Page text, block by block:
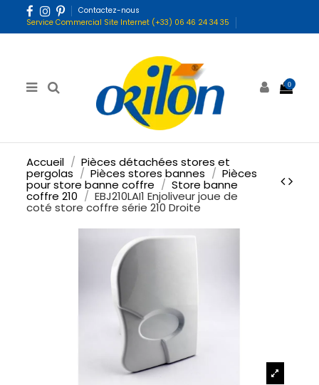
Contactez-nous
Service Commercial Site Internet (+33) 06 46 24 34 35
0
Accueil Pièces détachées stores et
pergolas Pièces stores bannes Pièces
pour store banne coffre Store banne
coffre 210 EBJ210LAI1 Enjoliveur joue de
coté store coffre série 210 Droite